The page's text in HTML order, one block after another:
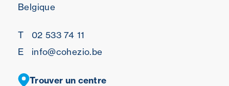
Belgique
T
02 533 74 11
E
info@cohezio.be
Trouver un centre